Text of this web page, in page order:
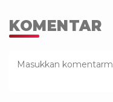
KOMENTAR